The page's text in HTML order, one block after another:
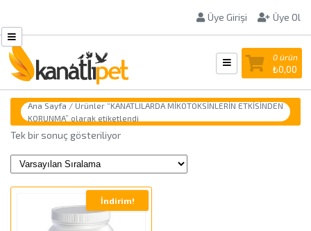
Üye Girişi Üye Ol
0 ürün
₺0,00
Ana Sayfa / Ürünler “KANATLILARDA MİKOTOKSİNLERİN ETKİSİNDEN
KORUNMA” olarak etiketlendi
Tek bir sonuç gösteriliyor
İndirim!